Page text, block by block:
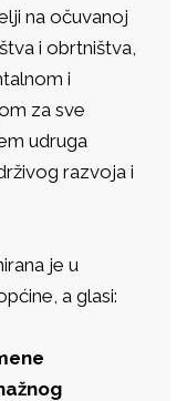
na očuvanoj
i obrtništva,
i
za sve
udruga
razvoja i
je u
a glasi: